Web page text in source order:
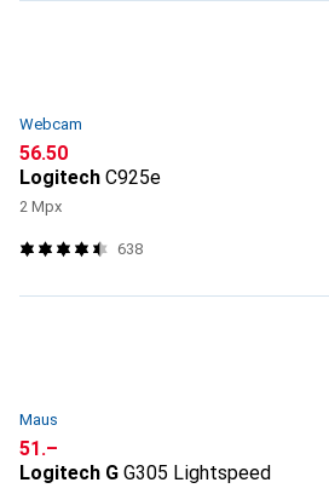
Webcam
CHF
56.50
Logitech C925e
2 Mpx
638
Maus
CHF
51.–
Logitech G G305 Lightspeed